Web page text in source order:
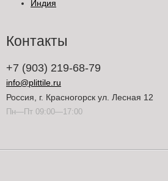
Индия
Контакты
+7 (903) 219-68-79
info@plittile.ru
Россия, г. Красногорск ул. Лесная 12
Пн—Пт 09:00—17:00